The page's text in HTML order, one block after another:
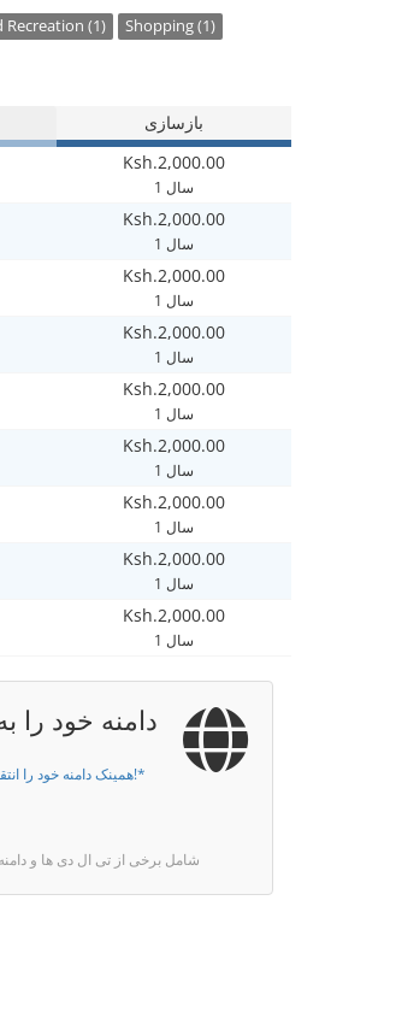
Recreation (1)
Shopping (1)
بازسازی
Ksh.2,000.00
1 سال
Ksh.2,000.00
1 سال
Ksh.2,000.00
1 سال
Ksh.2,000.00
1 سال
Ksh.2,000.00
1 سال
Ksh.2,000.00
1 سال
Ksh.2,000.00
1 سال
Ksh.2,000.00
1 سال
Ksh.2,000.00
1 سال
دامنه خود را
همینک دامنه خود را انتقال دهید تا یک سال نیز تمدید گردد!*
* شامل برخی از تی ال دی ها و